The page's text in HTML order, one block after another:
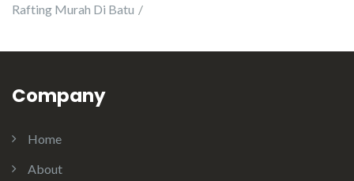
Rafting Murah Di Batu
Company
Home
About